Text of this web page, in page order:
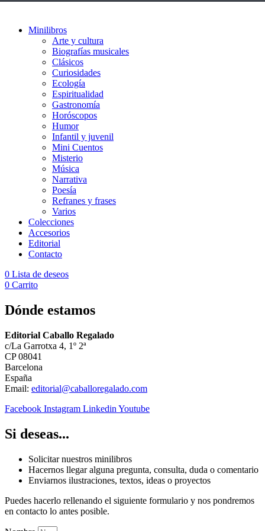
Minilibros
Arte y cultura
Biografías musicales
Clásicos
Curiosidades
Ecología
Espiritualidad
Gastronomía
Horóscopos
Humor
Infantil y juvenil
Mini Cuentos
Misterio
Música
Narrativa
Poesía
Refranes y frases
Varios
Colecciones
Accesorios
Editorial
Contacto
0 Lista de deseos
0 Carrito
Dónde estamos
Editorial Caballo Regalado
c/La Garrotxa 4, 1º 2ª
CP 08041
Barcelona
España
Email: editorial@caballoregalado.com
Facebook Instagram Linkedin Youtube
Si deseas...
Solicitar nuestros minilibros
Hacernos llegar alguna pregunta, consulta, duda o comentario
Enviarnos ilustraciones, textos, ideas o proyectos
Puedes hacerlo rellenando el siguiente formulario y nos pondremos
en contacto lo antes posible.